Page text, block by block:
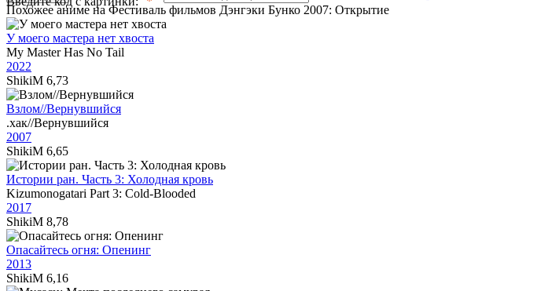
Похожее аниме на Фестиваль фильмов Дэнгэки Бунко 2007: Открытие
У моего мастера нет хвоста
My Master Has No Tail
2022
ShikiM 6,73
Взлом//Вернувшийся
.хак//Вернувшийся
2007
ShikiM 6,65
Истории ран. Часть 3: Холодная кровь
Kizumonogatari Part 3: Cold-Blooded
2017
ShikiM 8,78
Опасайтесь огня: Опенинг
2013
ShikiM 6,16